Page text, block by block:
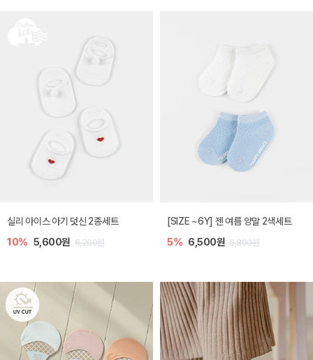
실리 아이스 아기 덧신 2종세트
10% 5,600원 6,200원
[SIZE ~6Y] 젠 여름 양말 2색세트
5% 6,500원 6,800원